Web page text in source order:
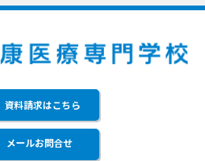
資料請求はこちら
メールお問合せ